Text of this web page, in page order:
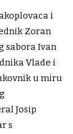
i
Zoran
sabora Ivan
Vlade i
u miru
Josip
s